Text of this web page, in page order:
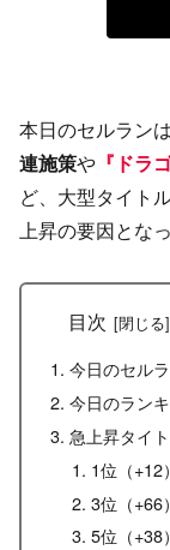
本日のセルランは
連施策や 『ドラ
ど、大型タイト
上昇の要因となっ
目次
今日のセル
今日のラン
急上昇タイ
1位（+12
3位（+66
5位（+38